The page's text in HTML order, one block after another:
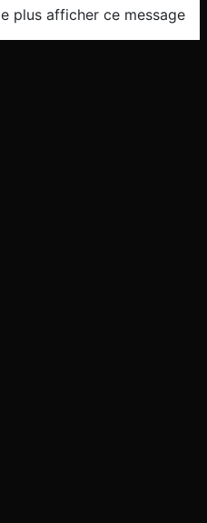
plus afficher ce message